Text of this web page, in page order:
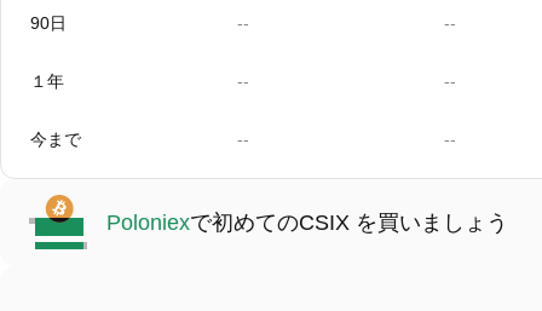
90日 -- --
１年 -- --
今まで -- --
Poloniexで初めてのCSIX を買いましょう